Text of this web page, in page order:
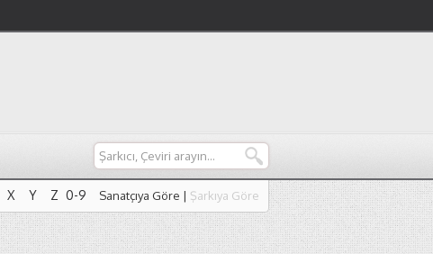
X Y Z 0-9
X Y Z 0-9
Sanatçıya Göre | Şarkıya Göre